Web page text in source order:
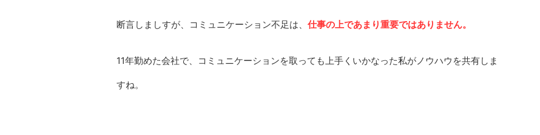
断言しましすが、コミュニケーション不足は、 仕事の上であまり重要ではありません。
11年勤めた会社で、コミュニケーションを取っても上手くいかなった私がノウハウを共有しま
すね。